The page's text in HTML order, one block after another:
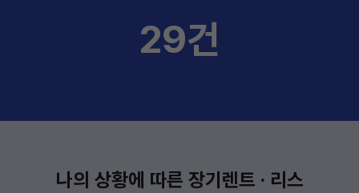
29건
나의 상황에 따른 장기렌트 · 리스